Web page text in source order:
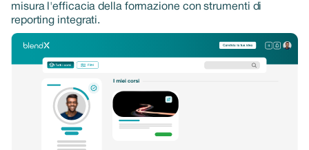
misura l'efficacia della formazione con strumenti di
reporting integrati.